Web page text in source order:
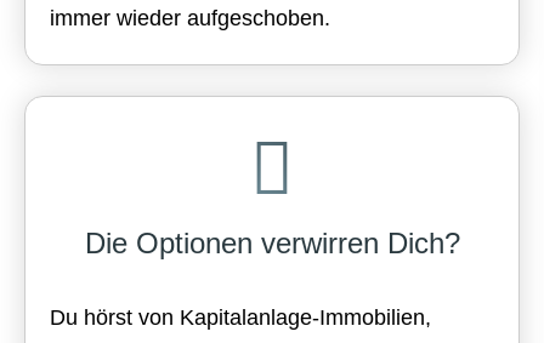
immer wieder aufgeschoben.
Die Optionen verwirren Dich?
Du hörst von Kapitalanlage-Immobilien,